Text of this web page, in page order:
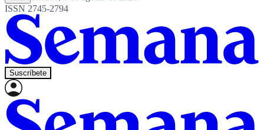
ISSN 2745-2794
Suscríbete